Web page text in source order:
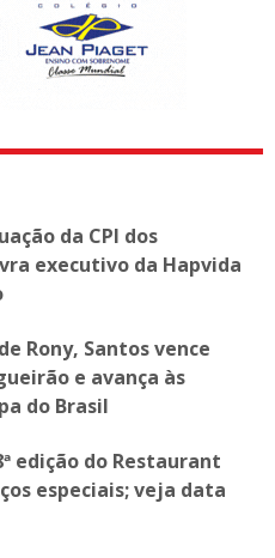
da CPI dos
executivo da Hapvida
Rony, Santos vence
e avança às
do Brasil
edição do Restaurant
especiais; veja data